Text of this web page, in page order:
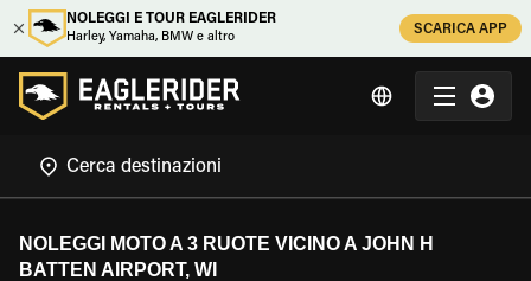
NOLEGGI E TOUR EAGLERIDER
Harley, Yamaha, BMW e altro
SCARICA APP
NOLEGGI MOTO A 3 RUOTE VICINO A JOHN H
BATTEN AIRPORT, WI